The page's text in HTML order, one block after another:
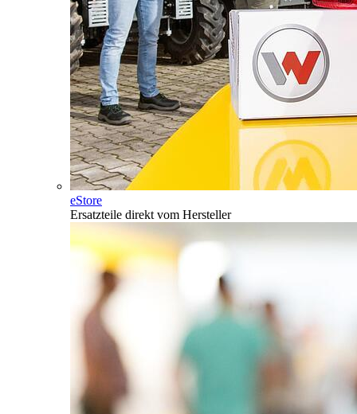
eStore
Ersatzteile direkt vom Hersteller